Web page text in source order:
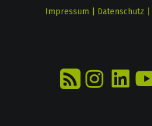
Impressum Datenschutz